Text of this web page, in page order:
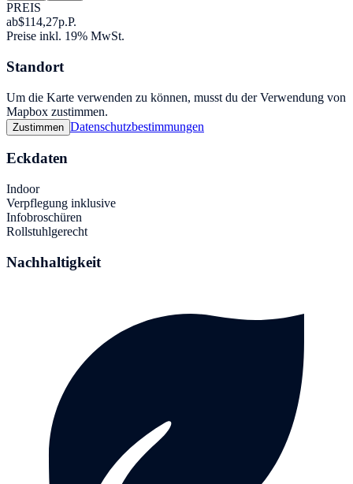
PREIS
ab$114,27p.P.
Preise inkl. 19% MwSt.
Standort
Um die Karte verwenden zu können, musst du der Verwendung von
Mapbox zustimmen.
Zustimmen Datenschutzbestimmungen
Eckdaten
Indoor
Verpflegung inklusive
Infobroschüren
Rollstuhlgerecht
Nachhaltigkeit